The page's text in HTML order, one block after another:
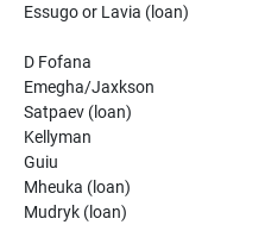
Essugo or Lavia (loan)
D Fofana
Emegha/Jaxkson
Satpaev (loan)
Kellyman
Guiu
Mheuka (loan)
Mudryk (loan)